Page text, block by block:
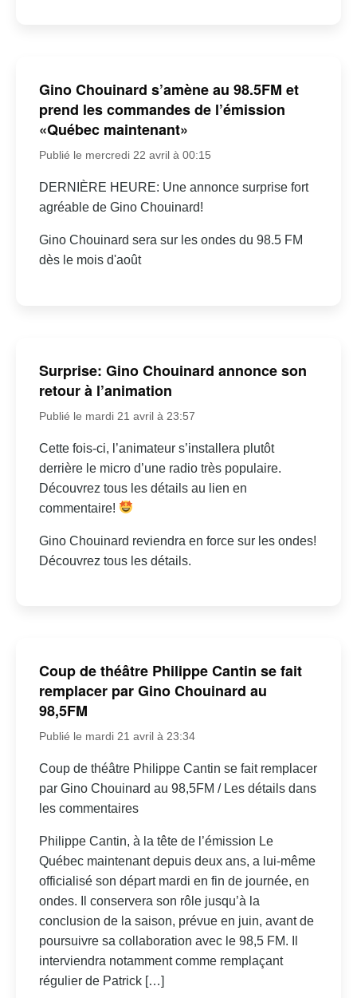
Gino Chouinard s’amène au 98.5FM et
prend les commandes de l’émission
«Québec maintenant»
Publié le mercredi 22 avril à 00:15
DERNIÈRE HEURE: Une annonce surprise fort
agréable de Gino Chouinard!
Gino Chouinard sera sur les ondes du 98.5 FM
dès le mois d'août
Surprise: Gino Chouinard annonce son
retour à l’animation
Publié le mardi 21 avril à 23:57
Cette fois-ci, l’animateur s’installera plutôt
derrière le micro d’une radio très populaire.
Découvrez tous les détails au lien en
commentaire!
Gino Chouinard reviendra en force sur les ondes!
Découvrez tous les détails.
Coup de théâtre Philippe Cantin se fait
remplacer par Gino Chouinard au
98,5FM
Publié le mardi 21 avril à 23:34
Coup de théâtre Philippe Cantin se fait remplacer
par Gino Chouinard au 98,5FM / Les détails dans
les commentaires
Philippe Cantin, à la tête de l’émission Le
Québec maintenant depuis deux ans, a lui-même
officialisé son départ mardi en fin de journée, en
ondes. Il conservera son rôle jusqu’à la
conclusion de la saison, prévue en juin, avant de
poursuivre sa collaboration avec le 98,5 FM. Il
interviendra notamment comme remplaçant
régulier de Patrick […]